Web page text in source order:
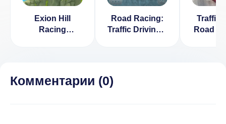
Exion Hill
Racing
Road Racing:
Traffic Driving v
Traffic:
Road
Комментарии (0)